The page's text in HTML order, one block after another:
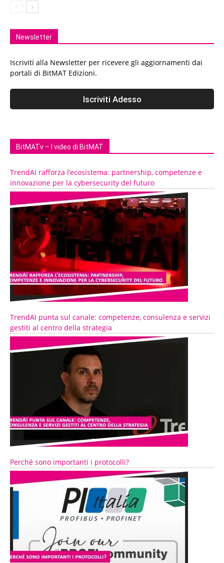
Newsletter
Iscriviti alla Newsletter per ricevere gli aggiornamenti dai
portali di BitMAT Edizioni.
BitMATv – I video di BitMAT
TrendAI rafforza l’ecosistema: partnership, competenze e
innovazione per la cybersecurity del futuro
TrendAI punta sul canale: competenze, consulenza e servizi
gestiti al centro della strategia
Perché sono importanti i protocolli?